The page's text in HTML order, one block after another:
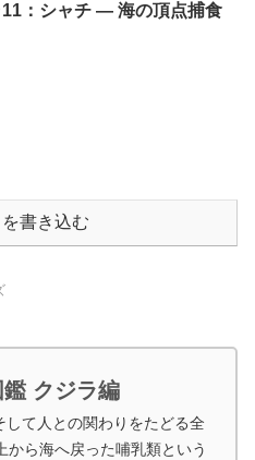
11：シャチ ― 海の頂点捕食
書き込む
クジラ編
て人との関わりをたどる全
から海へ戻った哺乳類という